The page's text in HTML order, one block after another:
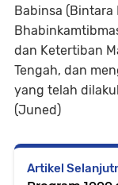
Babinsa (Bintara
dan Ketertiban
Tengah, dan
yang telah
(Juned)
Artikel